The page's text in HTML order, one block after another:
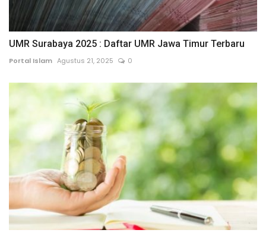
UMR Surabaya 2025 : Daftar UMR Jawa Timur Terbaru
Portal Islam Agustus 21, 2025 0